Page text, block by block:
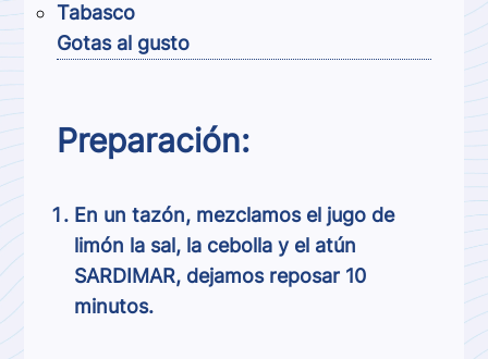
Tabasco
Gotas al gusto
Preparación:
En un tazón, mezclamos el jugo de
limón la sal, la cebolla y el atún
SARDIMAR, dejamos reposar 10
minutos.